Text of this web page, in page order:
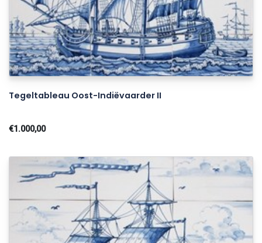
Tegeltableau Oost-Indiëvaarder II
€1.000,00